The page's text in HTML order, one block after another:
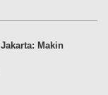
Makin